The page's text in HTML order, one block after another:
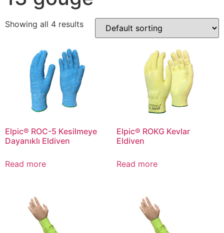
Showing all 4 results
Elpic® ROC-5 Kesilmeye
Dayanıklı Eldiven
Read more
Elpic® ROKG Kevlar
Eldiven
Read more